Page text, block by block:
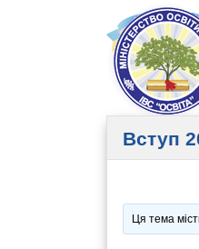
Вступ
Ця тема